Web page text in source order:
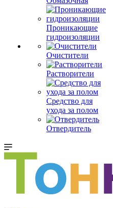
Проникающие
гидроизоляции
Очистители
Растворители
Средство для
ухода за полом
Отвердитель